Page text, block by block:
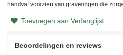
handvat voorzien van graveringen die
Toevoegen aan Verlanglijst
Beoordelingen en reviews